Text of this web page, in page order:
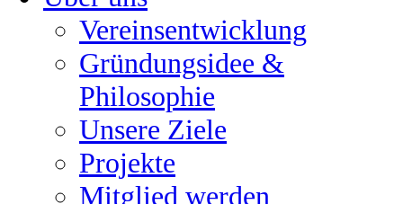
Vereinsentwicklung
Gründungsidee &
Philosophie
Unsere Ziele
Projekte
Mitglied werden